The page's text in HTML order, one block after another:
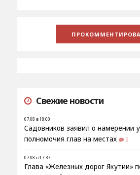
Свежие новости
07.08 в 18:00
Садовников заявил о намерении
полномочия глав на местах
2
07.08 в 17:37
Глава «Железных дорог Якутии»